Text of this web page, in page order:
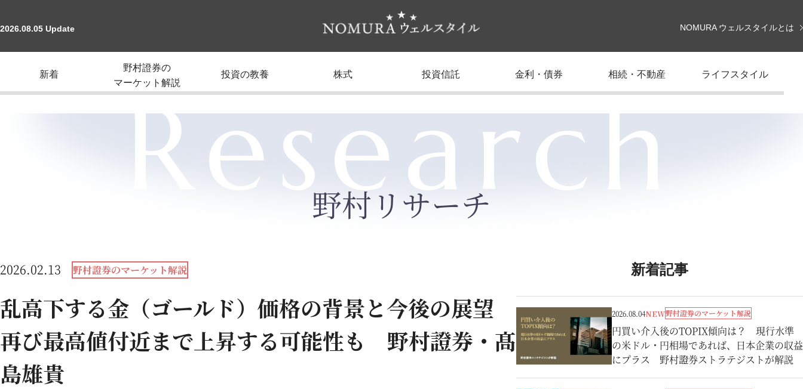
2026.08.05 Update NOMURA ウェルスタイルとは
新着
野村證券の
マーケット解説
投資の教養 株式 投資信託 金利・債券 相続・不動産 ライフスタイル
Research
野村リサーチ
2026.02.13 野村證券のマーケット解説
乱高下する金（ゴールド）価格の背景と今後の展望
再び最高値付近まで上昇する可能性も 野村證券・髙
島雄貴
新着記事
2026.08.04NEW野村證券のマーケット解説
円買い介入後のTOPIX傾向は？ 現行水準
の米ドル・円相場であれば、日本企業の収益
にプラス 野村證券ストラテジストが解説